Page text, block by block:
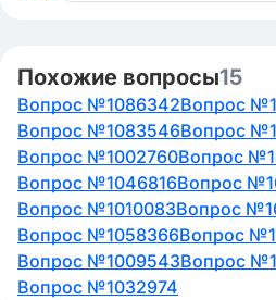
Похожие вопросы15
Вопрос №1086342Вопрос
Вопрос №1083546Вопрос
Вопрос №1002760Вопрос
Вопрос №1046816Вопрос
Вопрос №1010083Вопрос
Вопрос №1058366Вопрос
Вопрос №1009543Вопрос
Вопрос №1032974